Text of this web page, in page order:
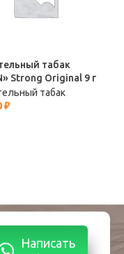
табак
Strong Original 9 г
табак
₽
Написать